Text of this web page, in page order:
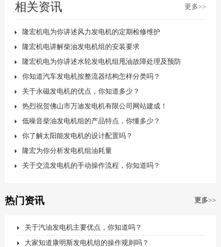
相关资讯 更多>>
隆宏机电为你讲述风力发电机的定期检修维护
隆宏机电讲解柴油发电机组的安装要求
隆宏机电为你讲述水轮发电机组甩油故障处理及预防
你知道汽车发电机按整流器结构怎样分类吗？
关于永磁发电机的优点，你知道多少？
热烈祝贺佛山市万迪发电机有限公司网站建成！
低噪音柴油发电机组的产品特点，你懂多少？
你了解太阳能发电机的设计配置吗？
隆宏为你分析发电机组油耗量
关于交流发电机的手动操作流程，你知道吗？
热门资讯 更多>>
关于汽油发电机主要优点，你知道吗？
大家知道康明斯发电机组的操作规则吗？